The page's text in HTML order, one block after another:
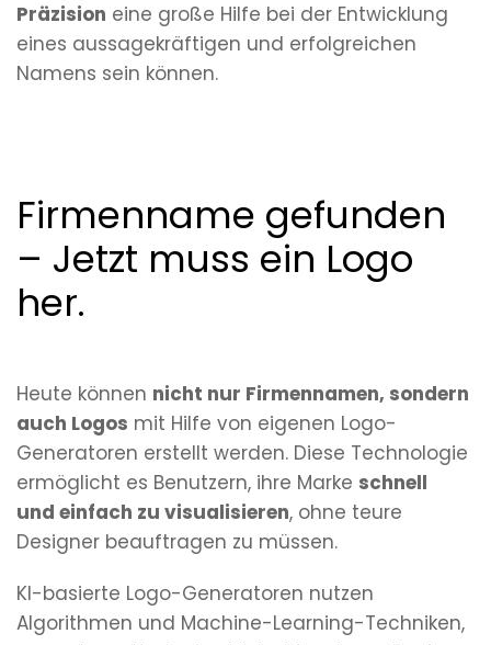
Präzision eine große Hilfe bei der Entwicklung
eines aussagekräftigen und erfolgreichen
Namens sein können.
Firmenname gefunden
– Jetzt muss ein Logo
her.
Heute können nicht nur Firmennamen, sondern
auch Logos mit Hilfe von eigenen Logo-
Generatoren erstellt werden. Diese Technologie
ermöglicht es Benutzern, ihre Marke schnell
und einfach zu visualisieren, ohne teure
Designer beauftragen zu müssen.
KI-basierte Logo-Generatoren nutzen
Algorithmen und Machine-Learning-Techniken,